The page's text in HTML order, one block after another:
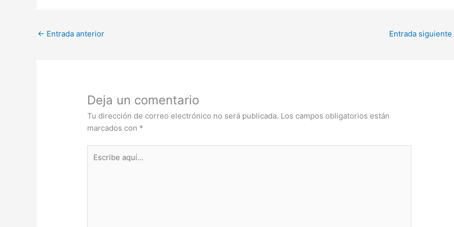
← Entrada anterior Entrada siguiente
Deja un comentario
Tu dirección de correo electrónico no será publicada. Los campos obligatorios están
marcados con *
aquí...